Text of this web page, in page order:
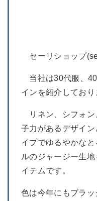
セーリショップ
当社は30代服、
インを紹介しており
リネン、シフォン
子力があるデザイ
イプでゆるやかな
ルのジャージー生
イテムです。
色は今年にもブラ